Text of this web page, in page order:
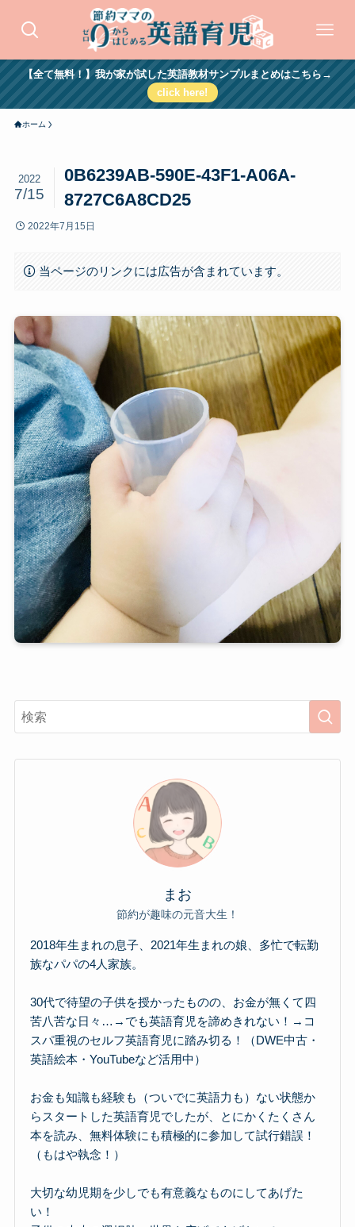
【全て無料！】我が家が試した英語教材サンプルまとめはこちら→
click here!
ホーム
0B6239AB-590E-43F1-A06A-
8727C6A8CD25
2022
7/15
2022年7月15日
当ページのリンクには広告が含まれています。
まお
節約が趣味の元音大生！
2018年生まれの息子、2021年生まれの娘、多忙で転勤
族なパパの4人家族。
30代で待望の子供を授かったものの、お金が無くて四
苦八苦な日々…→でも英語育児を諦めきれない！→コ
スパ重視のセルフ英語育児に踏み切る！（DWE中古・
英語絵本・YouTubeなど活用中）
お金も知識も経験も（ついでに英語力も）ない状態か
らスタートした英語育児でしたが、とにかくたくさん
本を読み、無料体験にも積極的に参加して試行錯誤！
（もはや執念！）
大切な幼児期を少しでも有意義なものにしてあげた
い！